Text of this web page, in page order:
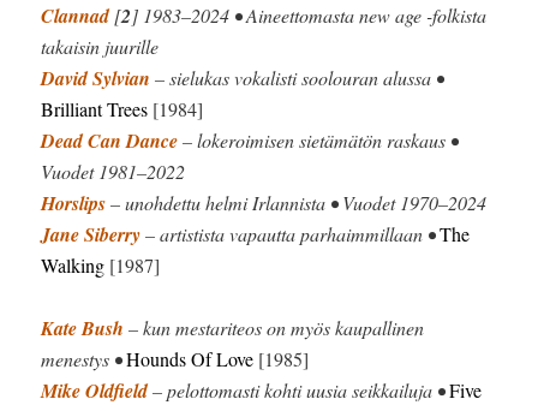
Clannad[2] 1983–2024 • Aineettomasta new age -folkista
takaisin juurille
David Sylvian – sielukas vokalisti soolouran alussa •
Brilliant Trees [1984]
Dead Can Dance– lokeroimisen sietämätön raskaus •
Vuodet 1981–2022
Horslips– unohdettu helmi Irlannista • Vuodet 1970–2024
Jane Siberry– artistista vapautta parhaimmillaan •The
Walking [1987]
Kate Bush – kun mestariteos on myös kaupallinen
menestys •Hounds Of Love [1985]
Mike Oldfield– pelottomasti kohti uusia seikkailuja •Five